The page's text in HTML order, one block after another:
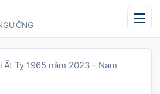
Ất Tỵ 1965 năm 2023 – Nam